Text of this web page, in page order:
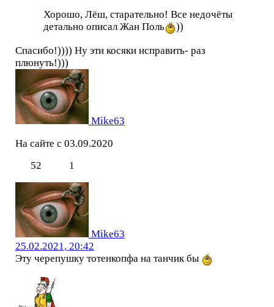
Хорошо, Лёш, старательно! Все недочёты
детально описал Жан Поль
))
Спасибо!)))) Ну эти косяки исправить- раз
плюнуть!)))
Mike63
На сайте с 03.09.2020
52
1
Mike63
25.02.2021, 20:42
Эту черепушку тотенкопфа на танчик бы